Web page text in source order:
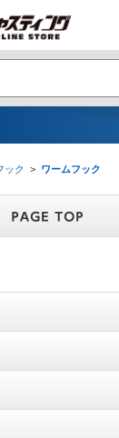
ック > ワームフック